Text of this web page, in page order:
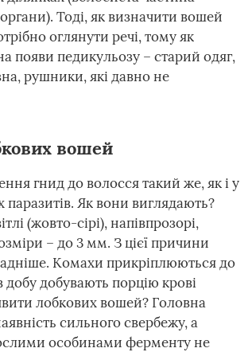
органи). Тоді, як визначити вошей
оглянути речі, тому як
появи педикульозу – старий одяг,
рушники, які давно не
вошей
гнид до волосся такий же, як і у
паразитів. Як вони виглядають?
(жовто-сірі), напівпрозорі,
– до 3 мм. З цієї причини
Комахи прикріплюються до
добу добувають порцію крові
лобкових вошей? Головна
сильного свербежу, а
особинами ферменту не